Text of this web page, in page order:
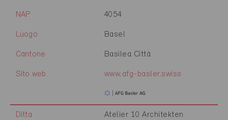
NAP 4054
Luogo Basel
Cantone Basilea Città
Sito web www.afg-basler.swiss
Ditta Atelier 10 Architekten